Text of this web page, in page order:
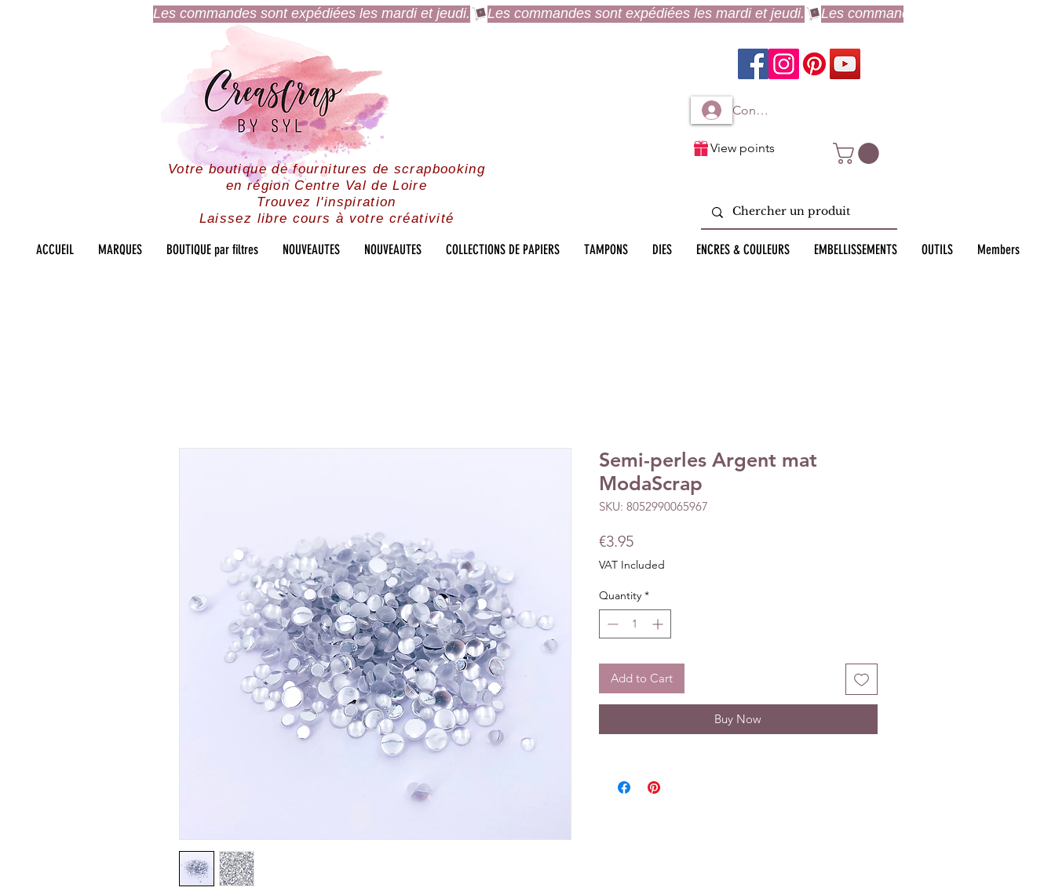
Les commandes sont expédiées les mardi et jeudi.
Votre boutique de fournitures de scrapbooking
en région Centre Val de Loire
Trouvez l'inspiration
Laissez libre cours à votre créativité
Connexion à mon compte
View points
ACCUEIL MARQUES BOUTIQUE par filtres NOUVEAUTES NOUVEAUTES COLLECTIONS DE PAPIERS TAMPONS DIES ENCRES & COULEURS EMBELLISSEMENTS OUTILS Members
Semi-perles Argent mat
ModaScrap
SKU: 8052990065967
€3.95Price
VAT Included
Quantity *
Add to Cart
Buy Now